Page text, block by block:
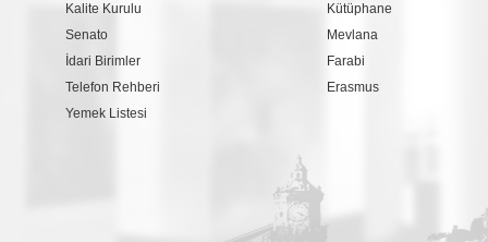
Kalite Kurulu
Senato
İdari Birimler
Telefon Rehberi
Yemek Listesi
Kütüphane
Mevlana
Farabi
Erasmus